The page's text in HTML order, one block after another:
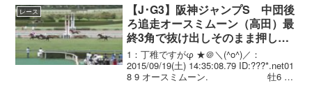
レース
【J･G3】阪神ジャンプS 中団後
ろ追走オースミムーン（高田）最
終3角で抜け出しそのまま押し切
って障害重賞6勝目！
1：丁稚ですがφ ★＠＼(^o^)／：
2015/09/19(土) 14:35:08.79 ID:???*.net01
8 9 オースミムーン. 牡6 高